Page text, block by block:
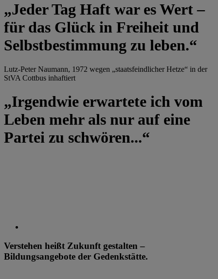
„Jeder Tag Haft war es Wert –
für das Glück in Freiheit und
Selbstbestimmung zu leben.“
Lutz-Peter Naumann, 1972 wegen „staatsfeindlicher Hetze“ in der
StVA Cottbus inhaftiert
„Irgendwie erwartete ich vom
Leben mehr als nur auf eine
Partei zu schwören...“
Verstehen heißt Zukunft gestalten –
Bildungsangebote der Gedenkstätte.